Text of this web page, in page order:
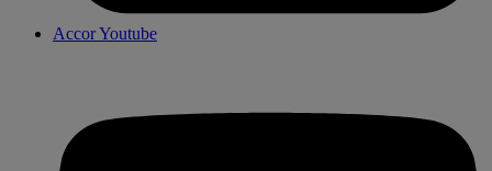
Accor Youtube